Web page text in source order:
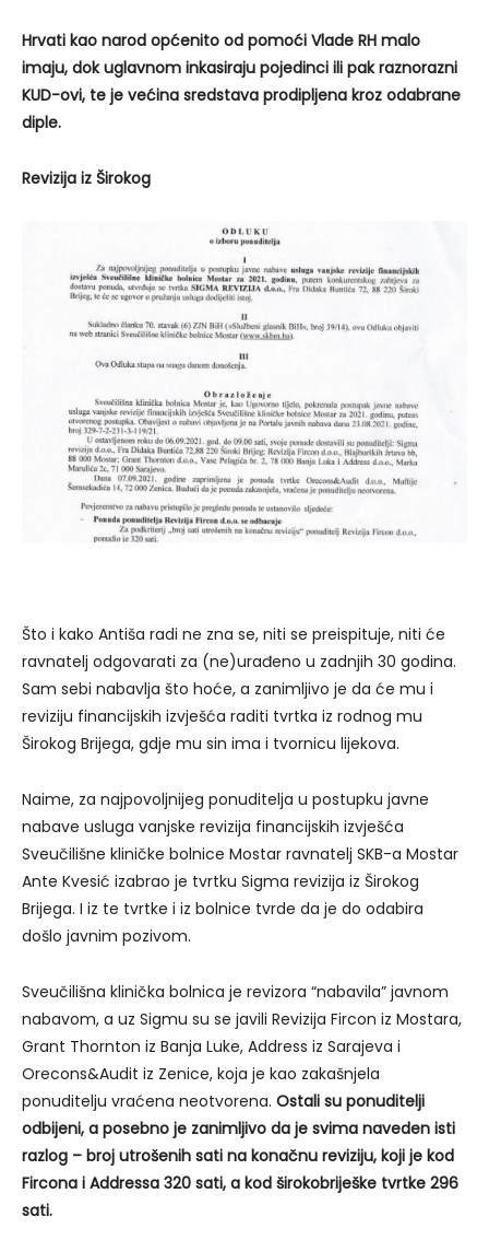
Hrvati kao narod općenito od pomoći Vlade RH malo
imaju, dok uglavnom inkasiraju pojedinci ili pak raznorazni
KUD-ovi, te je većina sredstava prodipljena kroz odabrane
diple.
Revizija iz Širokog
Što i kako Antiša radi ne zna se, niti se preispituje, niti će
ravnatelj odgovarati za (ne)urađeno u zadnjih 30 godina.
Sam sebi nabavlja što hoće, a zanimljivo je da će mu i
reviziju financijskih izvješća raditi tvrtka iz rodnog mu
Širokog Brijega, gdje mu sin ima i tvornicu lijekova.
Naime, za najpovoljnijeg ponuditelja u postupku javne
nabave usluga vanjske revizija financijskih izvješća
Sveučilišne kliničke bolnice Mostar ravnatelj SKB-a Mostar
Ante Kvesić izabrao je tvrtku Sigma revizija iz Širokog
Brijega. I iz te tvrtke i iz bolnice tvrde da je do odabira
došlo javnim pozivom.
Sveučilišna klinička bolnica je revizora “nabavila” javnom
nabavom, a uz Sigmu su se javili Revizija Fircon iz Mostara,
Grant Thornton iz Banja Luke, Address iz Sarajeva i
Orecons&Audit iz Zenice, koja je kao zakašnjela
ponuditelju vraćena neotvorena. Ostali su ponuditelji
odbijeni, a posebno je zanimljivo da je svima naveden isti
razlog – broj utrošenih sati na konačnu reviziju, koji je kod
Fircona i Addressa 320 sati, a kod širokobriješke tvrtke 296
sati.